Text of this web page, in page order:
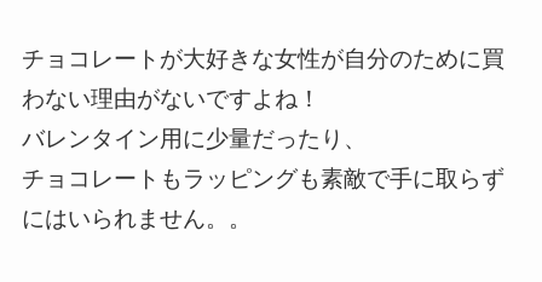
チョコレートが大好きな女性が自分のために買
わない理由がないですよね！
バレンタイン用に少量だったり、
チョコレートもラッピングも素敵で手に取らず
にはいられません。。